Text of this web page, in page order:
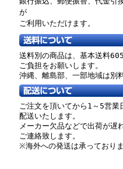
が
ご利用いただけます。
送料別の商品は、基本送料
ご負担をお願いします。
沖縄、離島部、一部地域は別
ご注文を頂いてから1～5営業
配送いたします。
メーカー欠品などで出荷が遅
ご連絡致します。
※海外への発送は承っており